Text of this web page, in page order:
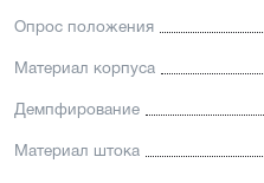
Опрос положения
Материал корпуса
Демпфирование
Материал штока